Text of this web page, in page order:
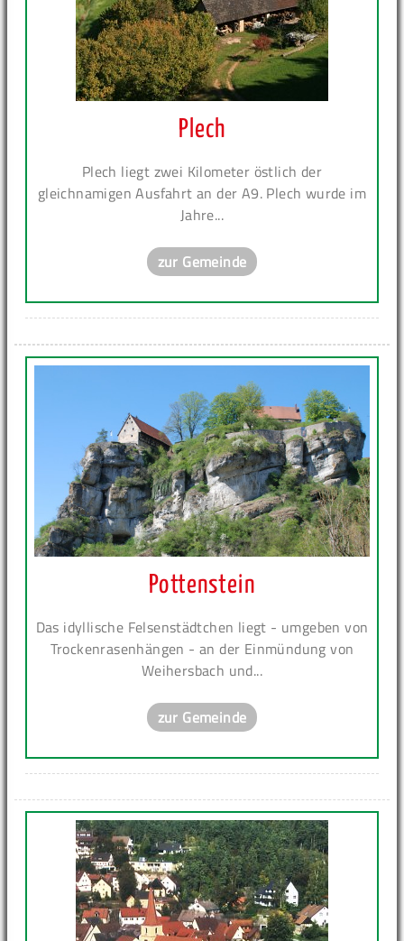
Plech
Plech liegt zwei Kilometer östlich der
gleichnamigen Ausfahrt an der A9. Plech wurde im
Jahre...
zur Gemeinde
Pottenstein
Das idyllische Felsenstädtchen liegt - umgeben von
Trockenrasenhängen - an der Einmündung von
Weihersbach und...
zur Gemeinde